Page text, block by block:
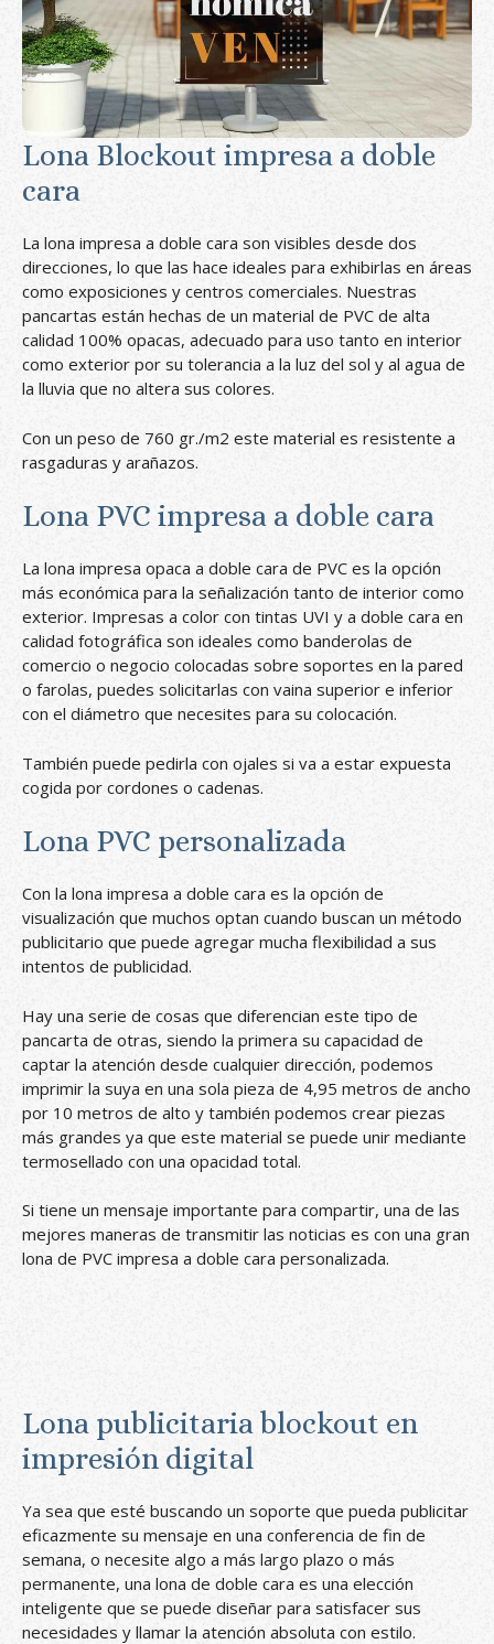
Lona Blockout impresa a doble
cara
La lona impresa a doble cara son visibles desde dos
direcciones, lo que las hace ideales para exhibirlas en áreas
como exposiciones y centros comerciales. Nuestras
pancartas están hechas de un material de PVC de alta
calidad 100% opacas, adecuado para uso tanto en interior
como exterior por su tolerancia a la luz del sol y al agua de
la lluvia que no altera sus colores.
Con un peso de 760 gr./m2 este material es resistente a
rasgaduras y arañazos.
Lona PVC impresa a doble cara
La lona impresa opaca a doble cara de PVC es la opción
más económica para la señalización tanto de interior como
exterior. Impresas a color con tintas UVI y a doble cara en
calidad fotográfica son ideales como banderolas de
comercio o negocio colocadas sobre soportes en la pared
o farolas, puedes solicitarlas con vaina superior e inferior
con el diámetro que necesites para su colocación.
También puede pedirla con ojales si va a estar expuesta
cogida por cordones o cadenas.
Lona PVC personalizada
Con la lona impresa a doble cara es la opción de
visualización que muchos optan cuando buscan un método
publicitario que puede agregar mucha flexibilidad a sus
intentos de publicidad.
Hay una serie de cosas que diferencian este tipo de
pancarta de otras, siendo la primera su capacidad de
captar la atención desde cualquier dirección, podemos
imprimir la suya en una sola pieza de 4,95 metros de ancho
por 10 metros de alto y también podemos crear piezas
más grandes ya que este material se puede unir mediante
termosellado con una opacidad total.
Si tiene un mensaje importante para compartir, una de las
mejores maneras de transmitir las noticias es con una gran
lona de PVC impresa a doble cara personalizada.
Lona publicitaria blockout en
impresión digital
Ya sea que esté buscando un soporte que pueda publicitar
eficazmente su mensaje en una conferencia de fin de
semana, o necesite algo a más largo plazo o más
permanente, una lona de doble cara es una elección
inteligente que se puede diseñar para satisfacer sus
necesidades y llamar la atención absoluta con estilo.